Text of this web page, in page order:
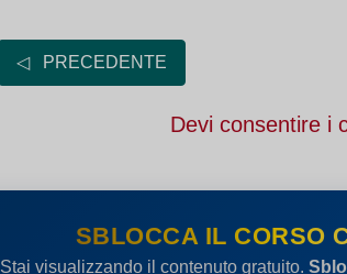
◁ PRECEDENTE
Devi consentire i
SBLOCCA IL CORSO
Stai visualizzando il contenuto gratuito.